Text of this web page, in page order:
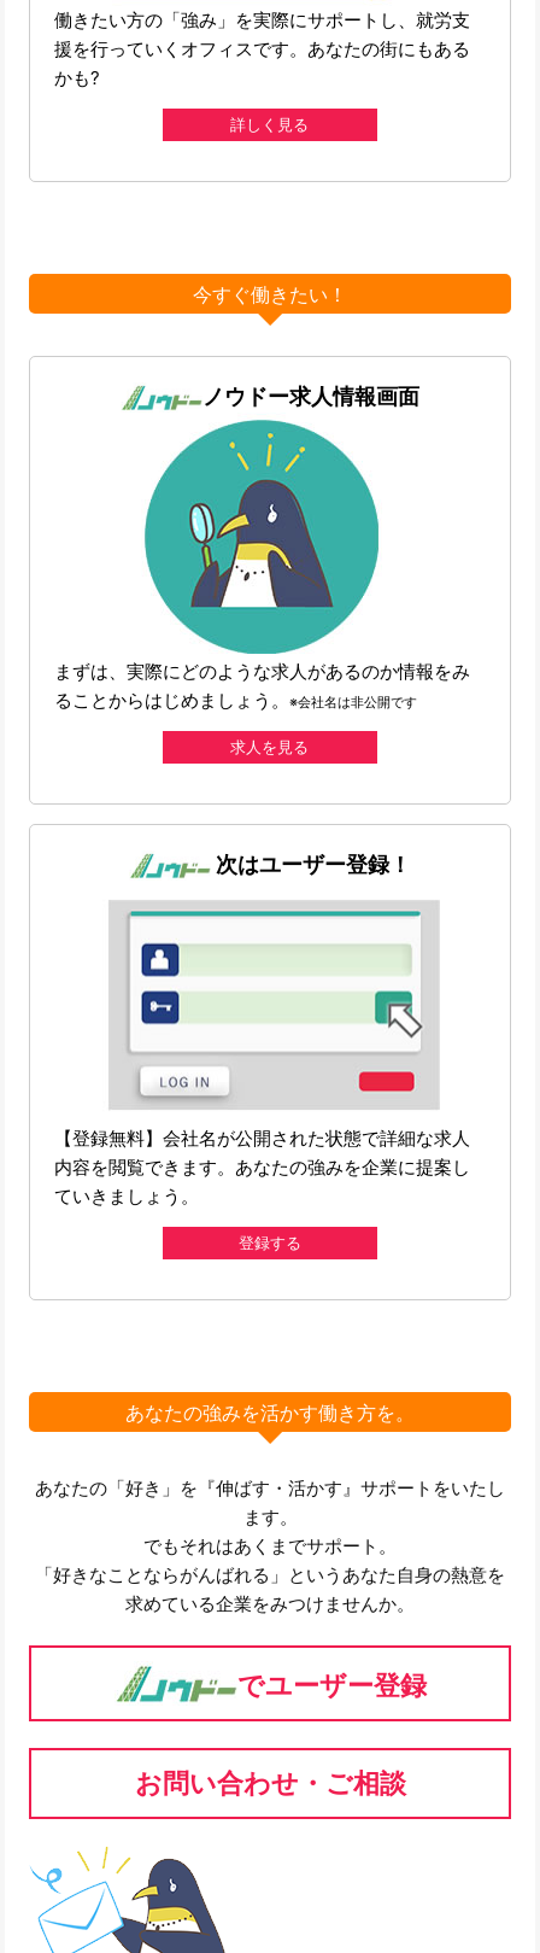
働きたい方の「強み」を実際にサポートし、就労支
援を行っていくオフィスです。あなたの街にもある
かも?
詳しく見る
今すぐ働きたい！
ノウドー求人情報画面
まずは、実際にどのような求人があるのか情報をみ
ることからはじめましょう。※会社名は非公開です
求人を見る
次はユーザー登録！
【登録無料】会社名が公開された状態で詳細な求人
内容を閲覧できます。あなたの強みを企業に提案し
ていきましょう。
登録する
あなたの強みを活かす働き方を。
あなたの「好き」を『伸ばす・活かす』サポートをいたし
ます。
でもそれはあくまでサポート。
「好きなことならがんばれる」というあなた自身の熱意を
求めている企業をみつけませんか。
でユーザー登録
お問い合わせ・ご相談